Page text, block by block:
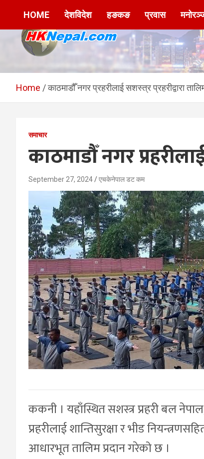
HKNepal.com –
हङकङबाट सञ्चालित
hknepal, hknepal.com, hk nepal, hk nepal com
HOME देशविदेश हङकङ प्रवास
Home काठमाडौँ नगर प्रहरीलाई सशस्त्र प्रहरीद्वारा
समाचार
काठमाडौँ नगर
September 27, 2024 एचकेनेपाल डट कम
ककनी । यहाँस्थित सशस्त्र प्रहरी बल
प्रहरीलाई शान्तिसुरक्षा र भीड
आधारभूत तालिम प्रदान गरेको छ ।